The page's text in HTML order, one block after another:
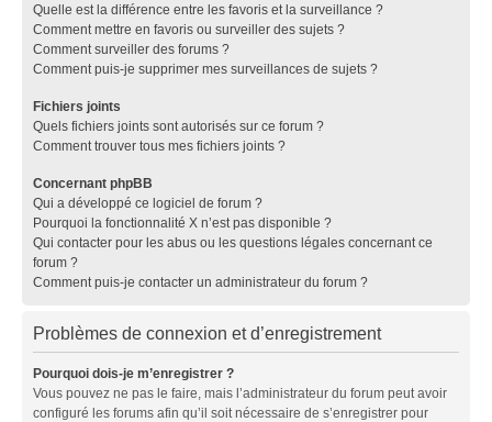
Quelle est la différence entre les favoris et la surveillance ?
Comment mettre en favoris ou surveiller des sujets ?
Comment surveiller des forums ?
Comment puis-je supprimer mes surveillances de sujets ?
Fichiers joints
Quels fichiers joints sont autorisés sur ce forum ?
Comment trouver tous mes fichiers joints ?
Concernant phpBB
Qui a développé ce logiciel de forum ?
Pourquoi la fonctionnalité X n’est pas disponible ?
Qui contacter pour les abus ou les questions légales concernant ce
forum ?
Comment puis-je contacter un administrateur du forum ?
Problèmes de connexion et d’enregistrement
Pourquoi dois-je m’enregistrer ?
Vous pouvez ne pas le faire, mais l’administrateur du forum peut avoir
configuré les forums afin qu’il soit nécessaire de s’enregistrer pour